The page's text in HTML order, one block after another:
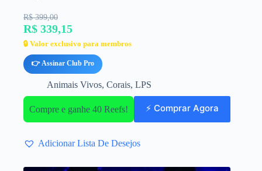
R$ 399,00
R$ 339,15
🔒 Valor exclusivo para membros
👉 Assinar Club Pro
Animais Vivos, Corais, LPS
Compre e ganhe 40 Reefs! ⚡ Comprar Agora
Adicionar Lista De Desejos